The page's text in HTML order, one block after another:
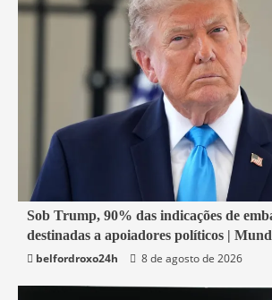
4 min read
Economia
Sob Trump, 90% das indicações de
destinadas a apoiadores políticos |
belfordroxo24h
8 de agosto de 2026